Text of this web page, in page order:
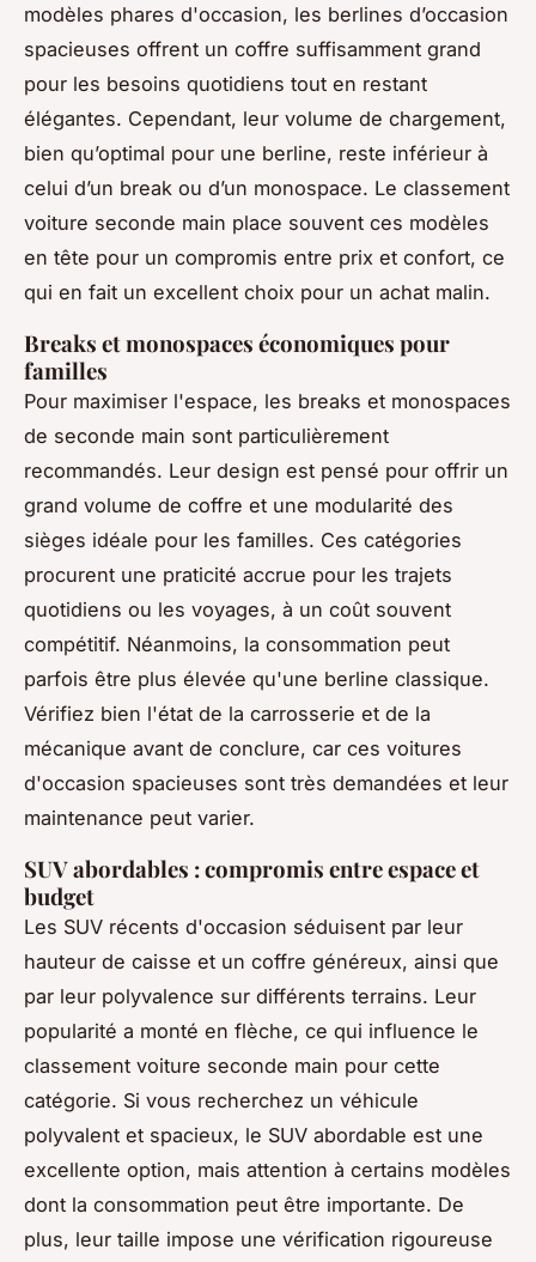
modèles phares d'occasion, les berlines d’occasion
spacieuses offrent un coffre suffisamment grand
pour les besoins quotidiens tout en restant
élégantes. Cependant, leur volume de chargement,
bien qu’optimal pour une berline, reste inférieur à
celui d’un break ou d’un monospace. Le classement
voiture seconde main place souvent ces modèles
en tête pour un compromis entre prix et confort, ce
qui en fait un excellent choix pour un achat malin.
Breaks et monospaces économiques pour
familles
Pour maximiser l'espace, les breaks et monospaces
de seconde main sont particulièrement
recommandés. Leur design est pensé pour offrir un
grand volume de coffre et une modularité des
sièges idéale pour les familles. Ces catégories
procurent une praticité accrue pour les trajets
quotidiens ou les voyages, à un coût souvent
compétitif. Néanmoins, la consommation peut
parfois être plus élevée qu'une berline classique.
Vérifiez bien l'état de la carrosserie et de la
mécanique avant de conclure, car ces voitures
d'occasion spacieuses sont très demandées et leur
maintenance peut varier.
SUV abordables : compromis entre espace et
budget
Les SUV récents d'occasion séduisent par leur
hauteur de caisse et un coffre généreux, ainsi que
par leur polyvalence sur différents terrains. Leur
popularité a monté en flèche, ce qui influence le
classement voiture seconde main pour cette
catégorie. Si vous recherchez un véhicule
polyvalent et spacieux, le SUV abordable est une
excellente option, mais attention à certains modèles
dont la consommation peut être importante. De
plus, leur taille impose une vérification rigoureuse